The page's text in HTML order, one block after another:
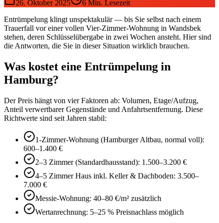
26. Oktober 2025 6 Min. Lesezeit
Entrümpelung klingt unspektakulär — bis Sie selbst nach einem
Trauerfall vor einer vollen Vier-Zimmer-Wohnung in Wandsbek
stehen, deren Schlüsselübergabe in zwei Wochen ansteht. Hier sind
die Antworten, die Sie in dieser Situation wirklich brauchen.
Was kostet eine Entrümpelung in
Hamburg?
Der Preis hängt von vier Faktoren ab: Volumen, Etage/Aufzug,
Anteil verwertbarer Gegenstände und Anfahrtsentfernung. Diese
Richtwerte sind seit Jahren stabil:
1-Zimmer-Wohnung (Hamburger Altbau, normal voll):
600–1.400 €
2–3 Zimmer (Standardhausstand): 1.500–3.200 €
4–5 Zimmer Haus inkl. Keller & Dachboden: 3.500–
7.000 €
Messie-Wohnung: 40–80 €/m² zusätzlich
Wertanrechnung: 5–25 % Preisnachlass möglich